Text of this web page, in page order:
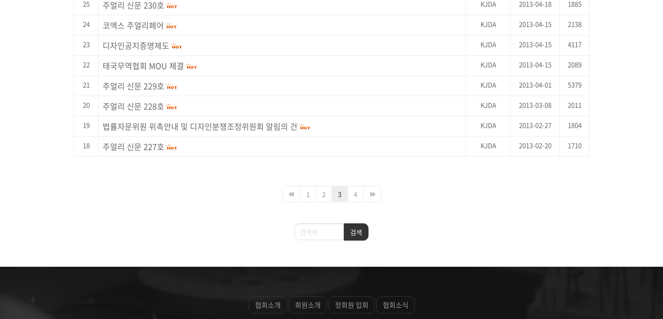
25 주얼리 신문 230호 KJDA 2013-04-18 1885
24 코엑스 주얼리페어 KJDA 2013-04-15 2138
23 디자인공지증명제도 KJDA 2013-04-15 4117
22 태국무역협회 MOU 체결 KJDA 2013-04-15 2089
21 주얼리 신문 229호 KJDA 2013-04-01 5379
20 주얼리 신문 228호 KJDA 2013-03-08 2011
19 법률자문위원 위촉안내 및 디자인분쟁조정위원회 알림의 건 KJDA 2013-02-27 1804
18 주얼리 신문 227호 KJDA 2013-02-20 1710
1 2 3 4
검색 검색
협회소개 회원소개 정회원 입회 협회소식